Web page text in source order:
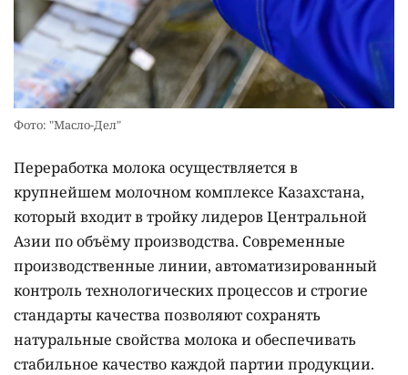
Фото: "Масло-Дел"
Переработка молока осуществляется в
крупнейшем молочном комплексе Казахстана,
который входит в тройку лидеров Центральной
Азии по объёму производства. Современные
производственные линии, автоматизированный
контроль технологических процессов и строгие
стандарты качества позволяют сохранять
натуральные свойства молока и обеспечивать
стабильное качество каждой партии продукции.